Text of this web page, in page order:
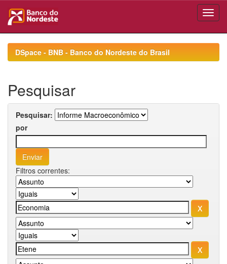
navigationDSpace - BNB - Banco do Nordeste do Brasil
Pesquisar
Pesquisar:
por
Filtros correntes: